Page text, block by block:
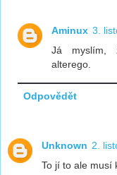
Aminux 3.
Já myslím,
alterego.
Odpovědět
Unknown 2.
To jí to ale musí